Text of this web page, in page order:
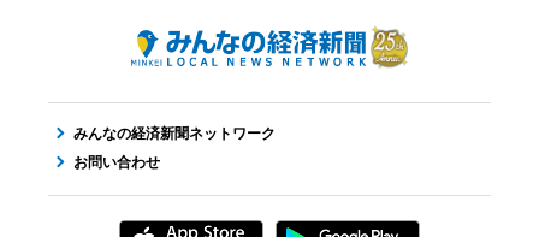
みんなの経済新聞ネットワーク
お問い合わせ